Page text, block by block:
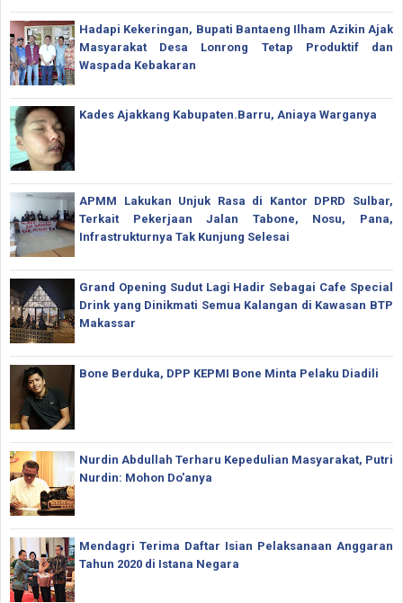
Hadapi Kekeringan, Bupati Bantaeng Ilham Azikin Ajak
Masyarakat Desa Lonrong Tetap Produktif dan
Waspada Kebakaran
Kades Ajakkang Kabupaten.Barru, Aniaya Warganya
APMM Lakukan Unjuk Rasa di Kantor DPRD Sulbar,
Terkait Pekerjaan Jalan Tabone, Nosu, Pana,
Infrastrukturnya Tak Kunjung Selesai
Grand Opening Sudut Lagi Hadir Sebagai Cafe Special
Drink yang Dinikmati Semua Kalangan di Kawasan BTP
Makassar
Bone Berduka, DPP KEPMI Bone Minta Pelaku Diadili
Nurdin Abdullah Terharu Kepedulian Masyarakat, Putri
Nurdin: Mohon Do'anya
Mendagri Terima Daftar Isian Pelaksanaan Anggaran
Tahun 2020 di Istana Negara